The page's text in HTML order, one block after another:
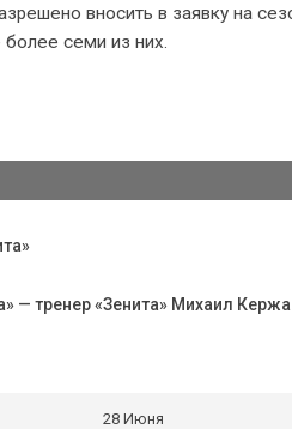
вносить в заявку на
семи из них.
— тренер «Зенита» Михаил
28 Июня